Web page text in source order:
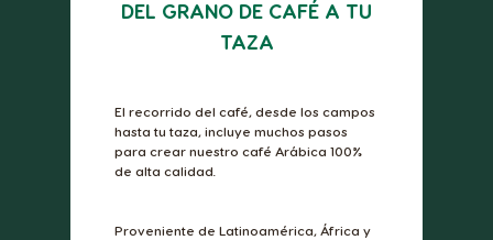
DEL GRANO DE CAFÉ A TU
TAZA
El recorrido del café, desde los campos
hasta tu taza, incluye muchos pasos
para crear nuestro café Arábica 100%
de alta calidad.
Proveniente de Latinoamérica, África y